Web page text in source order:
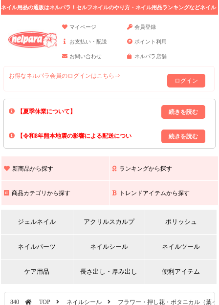
ネイル用品の通販はネルパラ！セルフネイルのやり方・ネイル用品ランキングなどネイル
マイページ
会員登録
お支払い・配送 ポイント利用
お問い合わせ ネルパラ店舗
お得なネルパラ会員のログインはこちら⇒
ログイン
【夏季休業について】
8/13(木)～8/16(日)の間｢出荷業務・お問い合わせ業務｣はお休みいたしま
上記期間中のご注文・お問い合わせは8/17(月)以降の対応となりますので
【令和8年熊本地震の影響による配送につい
また､ 九州全域でお荷物のお届けに遅延が生じております｡
新商品から探す ランキングから探す
商品カテゴリから探す トレンドアイテムから探す
ジェルネイル アクリルスカルプ ポリッシュ
ネイルパーツ ネイルシール ネイルツール
ケア用品 長さ出し・厚み出し 便利アイテム
840 TOP ネイルシール フラワー・押し花・ボタニカル（葉